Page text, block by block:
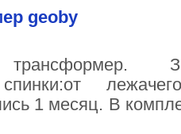
geoby
трансформер.
спинки:от
1 месяц. В